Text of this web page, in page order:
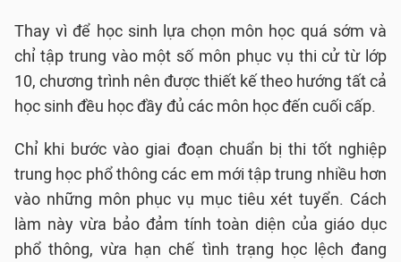
Thay vì để học sinh lựa chọn môn học quá sớm và
chỉ tập trung vào một số môn phục vụ thi cử từ lớp
10, chương trình nên được thiết kế theo hướng tất cả
học sinh đều học đầy đủ các môn học đến cuối cấp.
Chỉ khi bước vào giai đoạn chuẩn bị thi tốt nghiệp
trung học phổ thông các em mới tập trung nhiều hơn
vào những môn phục vụ mục tiêu xét tuyển. Cách
làm này vừa bảo đảm tính toàn diện của giáo dục
phổ thông, vừa hạn chế tình trạng học lệch đang